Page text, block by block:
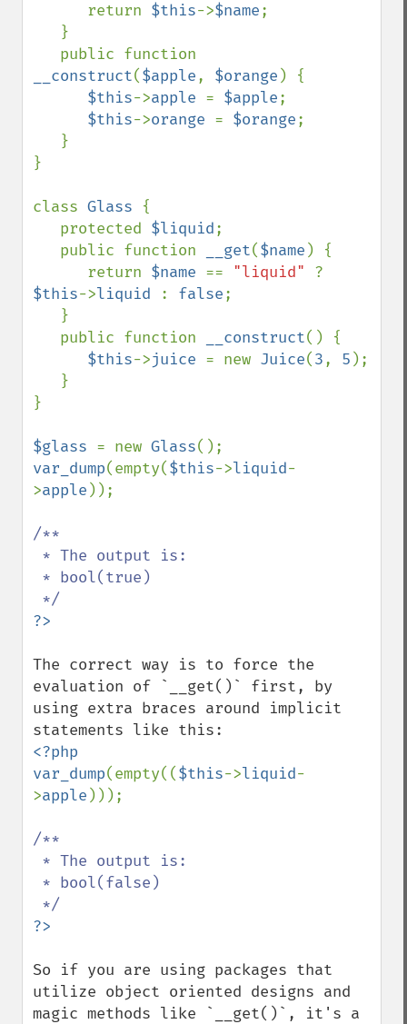
      return
$this->$name;
__construct($apple, $orange ) {
$this->apple = $apple;
$this->orange = $orange;
}
class Glass {
   protected
$liquid;
   public function
__get($name ) {
      return
$name == "liquid"
$this->liquid : false;
   public function
__construct() {
$this->juice = new Juice(3, 5 );
}
$glass = new Glass
var_dump(empty($this->liquid-
>apple ));
/**
The correct way is to force the
evaluation of `__get()` first, by
using extra braces around implicit
<?php
var_dump(empty(($this->liquid-
>apple )));
/**
So if you are using packages that
utilize object oriented designs and
magic methods like `__get()`, it's a